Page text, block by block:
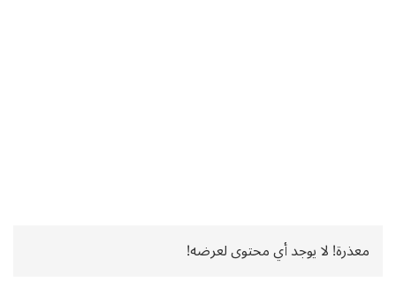
معذرة! لا يوجد أي محتوى لعرضه!